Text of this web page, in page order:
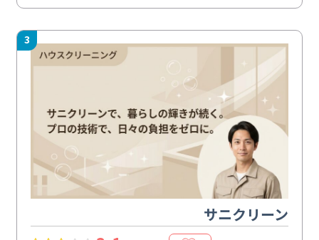
3
サニクリーン